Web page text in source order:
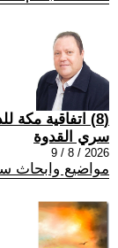
(8) اتفاقية مكة للدفاع المشترك
سري القدوة
2026 / 8 / 9
مواضيع وابحاث